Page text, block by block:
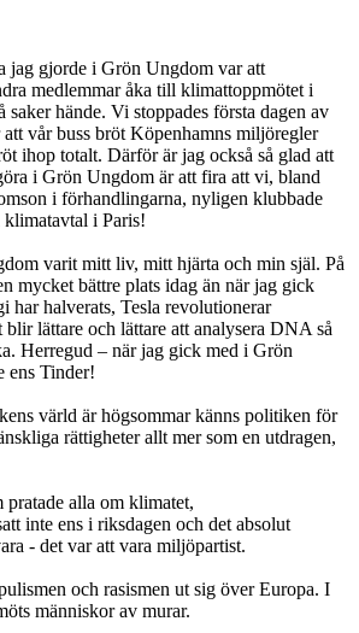
jag gjorde i Grön Ungdom var att
medlemmar åka till klimattoppmötet i
hände. Vi stoppades första dagen av
vår buss bröt Köpenhamns miljöregler
ihop totalt. Därför är jag också så glad att
i Grön Ungdom är att fira att vi, bland
i förhandlingarna, nyligen klubbade
i Paris!
varit mitt liv, mitt hjärta och min själ. På
mycket bättre plats idag än när jag gick
har halverats, Tesla revolutionerar
lättare och lättare att analysera DNA så
Herregud – när jag gick med i Grön
ens Tinder!
värld är högsommar känns politiken för
rättigheter allt mer som en utdragen,
alla om klimatet,
inte ens i riksdagen och det absolut
- det var att vara miljöpartist.
och rasismen ut sig över Europa. I
människor av murar.